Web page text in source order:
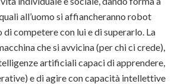
all’uomo si affiancheranno robot
di competere con lui e di superarlo. La
che si avvicina (per chi ci crede),
artificiali capaci di apprendere,
e di agire con capacità intellettive